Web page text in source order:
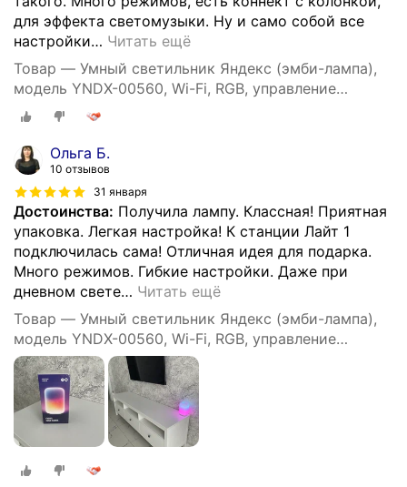
для эффекта светомузыки. Ну и само собой все
настройки… Читать ещё
Товар — Умный светильник Яндекс (эмби-лампа),
модель YNDX-00560, Wi-Fi, RGB, управление
голосом, белый
Ольга Б.
10 отзывов
31 января
Достоинства: Получила лампу. Классная! Приятная
упаковка. Легкая настройка! К станции Лайт 1
подключилась сама! Отличная идея для подарка.
Много режимов. Гибкие настройки. Даже при
дневном свете… Читать ещё
Товар — Умный светильник Яндекс (эмби-лампа),
модель YNDX-00560, Wi-Fi, RGB, управление
голосом, белый